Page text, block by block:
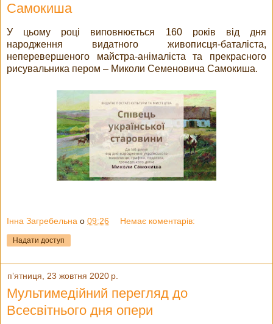
Самокиша
У цьому році виповнюється 160 років від дня
народження видатного живописця-баталіста,
неперевершеного майстра-анімаліста та прекрасного
рисувальника пером – Миколи Семеновича Самокиша.
Інна Загребельна о 09:26 Немає коментарів:
Надати доступ
пʼятниця, 23 жовтня 2020 р.
Мультимедійний перегляд до
Всесвітнього дня опери